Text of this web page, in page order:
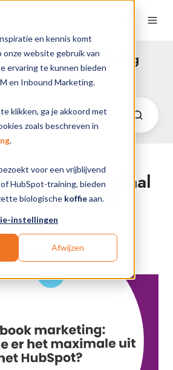
en kennis komt
onze website gebruik van
ervaring te kunnen bieden
en Inbound Marketing.
klikken, ga je akkoord met
zoals beschreven in
.
voor een vrijblijvend
HubSpot-training, bieden
biologische koffieaan.
instellingen
Afwijzen
& Inbound Marketing
hoe haal
uit met
op 26-4-23 8:51